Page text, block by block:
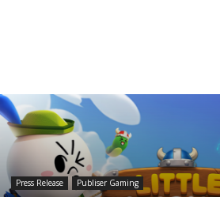
Press Release Publiser Gaming